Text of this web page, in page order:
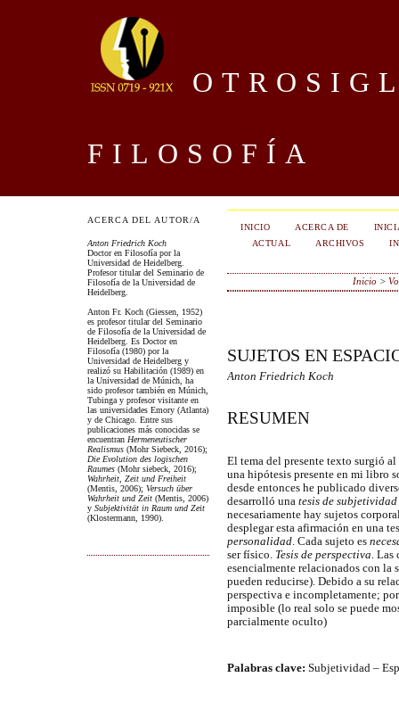
FILOSOFÍA
ACERCA DEL AUTOR/A
Anton Friedrich Koch
Doctor en Filosofía por la
Universidad de Heidelberg.
Profesor titular del Seminario de
Filosofía de la Universidad de
Heidelberg.
Anton Fr. Koch (Giessen, 1952)
es profesor titular del Seminario
de Filosofía de la Universidad de
Heidelberg. Es Doctor en
Filosofía (1980) por la
Universidad de Heidelberg y
realizó su Habilitación (1989) en
la Universidad de Múnich, ha
sido profesor también en Múnich,
Tubinga y profesor visitante en
las universidades Emory (Atlanta)
y de Chicago. Entre sus
publicaciones más conocidas se
encuentran Hermeneutischer
Realismus (Mohr Siebeck, 2016);
Die Evolution des logischen
Raumes (Mohr siebeck, 2016);
Wahrheit, Zeit und Freiheit
(Mentis, 2006); Versuch über
Wahrheit und Zeit (Mentis, 2006)
y Subjektivität in Raum und Zeit
(Klostermann, 1990).
INICIO ACERCA DE
ACTUAL
ARCHIVOS
Inicio >
SUJETOS EN
Anton Friedrich Koch
RESUMEN
El tema del presente texto surgió
una hipótesis presente en mi libro
desde entonces he publicado
desarrolló una tesis de subjetividad
necesariamente hay sujetos
desplegar esta afirmación en una
personalidad. Cada sujeto es
ser físico. Tesis de perspectiva. Las
esencialmente relacionados con la
pueden reducirse). Debido a su
perspectiva e incompletamente;
imposible (lo real solo se puede
parcialmente oculto)
Palabras clave: Subjetividad –